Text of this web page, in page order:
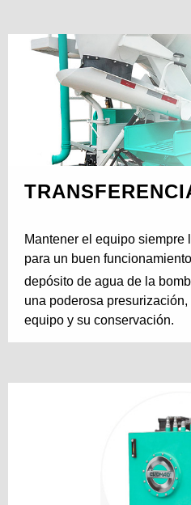
Mantener el equipo siempre
para un buen
depósito de agua de la
una poderosa
equipo y su conservación.